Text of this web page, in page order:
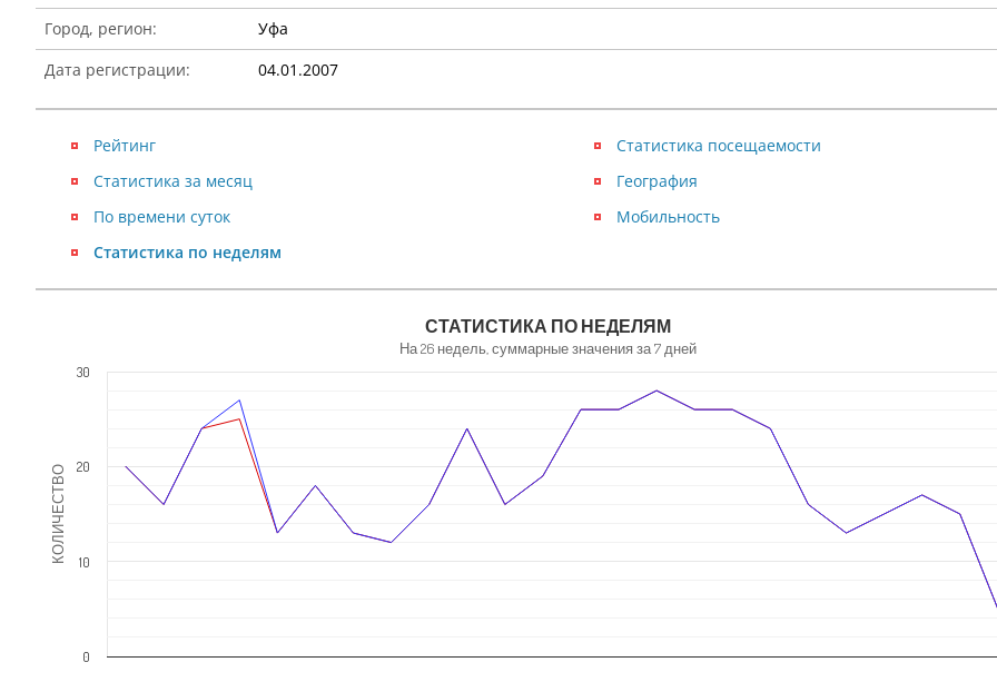
Город, регион:
Уфа
Дата регистрации:
04.01.2007
Рейтинг
Статистика посещаемости
Статистика за месяц
География
По времени суток
Мобильность
Статистика по неделям
КОЛИЧЕСТВО
СТАТИСТИКА ПО НЕДЕЛЯМ
На 26 недель, суммарные значения за 7 дней
0
10
20
30